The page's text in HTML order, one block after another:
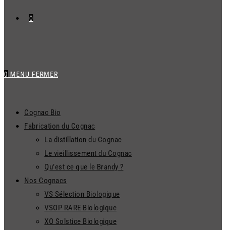
0
0 MENU FERMER
Cognac Bio
Fabrication du Cognac
La distillation du Cognac
Le vieillissement du Cognac
Qu’est ce que le Brandy ?
Nos Cognacs
VS Sélection Biologique
VSOP RARE Biologique
XO Solstice Biologique